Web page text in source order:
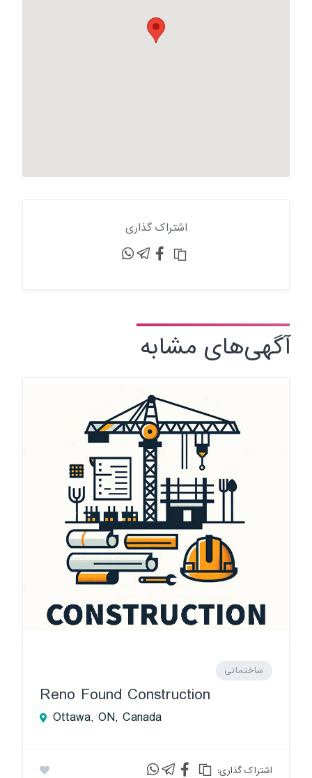
اشتراک گذاری
آگهی‌های مشابه
ساختمانی
Reno Found Construction
Ottawa, ON, Canada
:اشتراک گذاری